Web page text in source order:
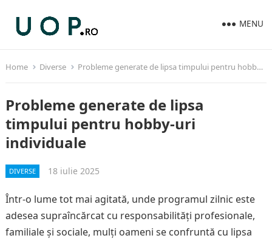
MENU
Home Diverse Probleme generate de lipsa timpului pentru hobby-uri individuale
Probleme generate de lipsa
timpului pentru hobby-uri
individuale
DIVERSE 18 iulie 2025
Într-o lume tot mai agitată, unde programul zilnic este
adesea supraîncărcat cu responsabilități profesionale,
familiale și sociale, mulți oameni se confruntă cu lipsa